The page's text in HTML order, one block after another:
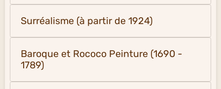
Surréalisme (à partir de 1924)
Baroque et Rococo Peinture (1690 -
1789)